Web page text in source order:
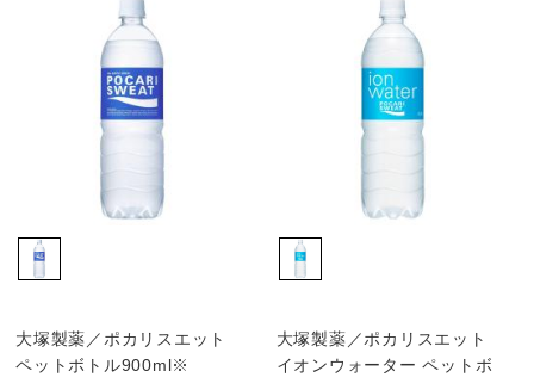
大塚製薬／ポカリスエット
ペットボトル900ml※
大塚製薬／ポカリスエット
イオンウォーター ペットボ